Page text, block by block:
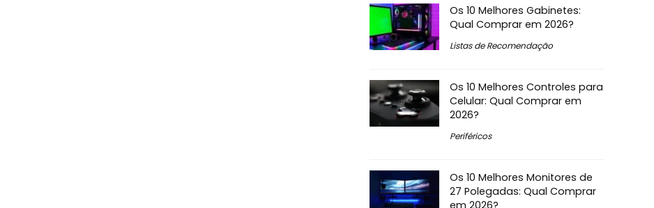
Os 10 Melhores Gabinetes:
Qual Comprar em 2026?
Listas de Recomendação
Os 10 Melhores Controles para
Celular: Qual Comprar em
2026?
Periféricos
Os 10 Melhores Monitores de
27 Polegadas: Qual Comprar